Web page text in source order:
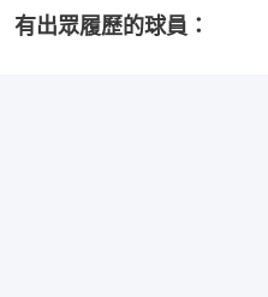
有出眾履歷的球員：